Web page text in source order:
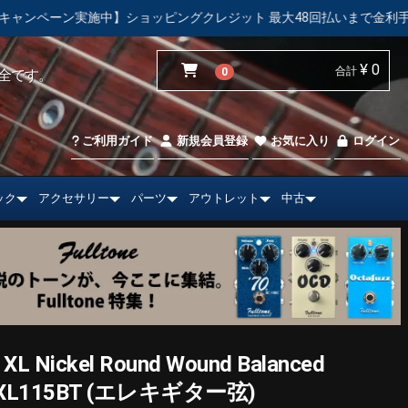
ッピングクレジット 最大48回払いまで金利手数料無料！ 【中
です。
0 合計 ¥ 0
ご利用ガイド 新規会員登録 お気に入り ログイン
ク アクセサリー パーツ アウトレット 中古
Nickel Round Wound Balanced
(エレキギター弦)